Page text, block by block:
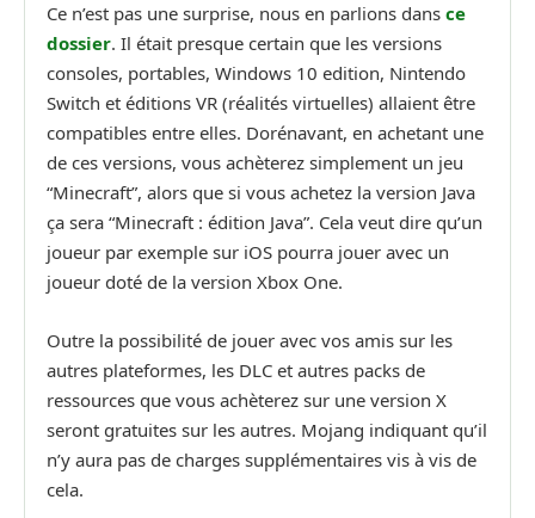
Ce n’est pas une surprise, nous en parlions dans ce
dossier. Il était presque certain que les versions
consoles, portables, Windows 10 edition, Nintendo
Switch et éditions VR (réalités virtuelles) allaient être
compatibles entre elles. Dorénavant, en achetant une
de ces versions, vous achèterez simplement un jeu
“Minecraft”, alors que si vous achetez la version Java
ça sera “Minecraft : édition Java”. Cela veut dire qu’un
joueur par exemple sur iOS pourra jouer avec un
joueur doté de la version Xbox One.
Outre la possibilité de jouer avec vos amis sur les
autres plateformes, les DLC et autres packs de
ressources que vous achèterez sur une version X
seront gratuites sur les autres. Mojang indiquant qu’il
n’y aura pas de charges supplémentaires vis à vis de
cela.